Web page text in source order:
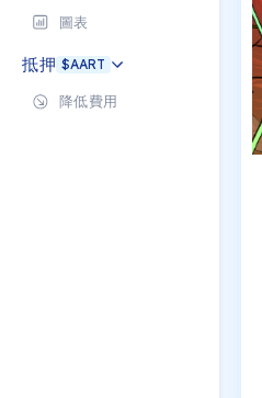
圖表
抵押 $AART
降低費用